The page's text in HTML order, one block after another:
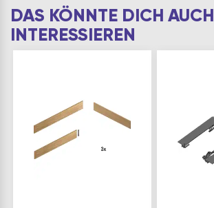
DAS KÖNNTE DICH AUCH
INTERESSIEREN